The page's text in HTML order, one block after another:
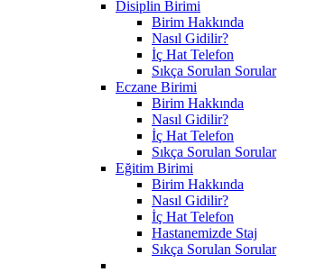
Disiplin Birimi
Birim Hakkında
Nasıl Gidilir?
İç Hat Telefon
Sıkça Sorulan Sorular
Eczane Birimi
Birim Hakkında
Nasıl Gidilir?
İç Hat Telefon
Sıkça Sorulan Sorular
Eğitim Birimi
Birim Hakkında
Nasıl Gidilir?
İç Hat Telefon
Hastanemizde Staj
Sıkça Sorulan Sorular